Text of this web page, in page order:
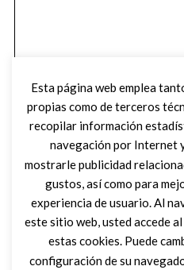
Esta página web emplea
propias como de terceros
recopilar información
navegación por Internet
mostrarle publicidad
gustos, así como para
experiencia de usuario. Al
este sitio web, usted accede
estas cookies. Puede
configuración de su